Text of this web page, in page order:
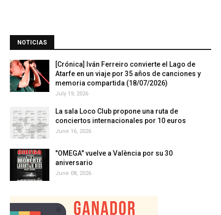
NOTICIAS
[Crónica] Iván Ferreiro convierte el Lago de
Atarfe en un viaje por 35 años de canciones y
memoria compartida (18/07/2026)
July 19, 2026
La sala Loco Club propone una ruta de
conciertos internacionales por 10 euros
June 16, 2026
"OMEGA" vuelve a València por su 30
aniversario
June 08, 2026